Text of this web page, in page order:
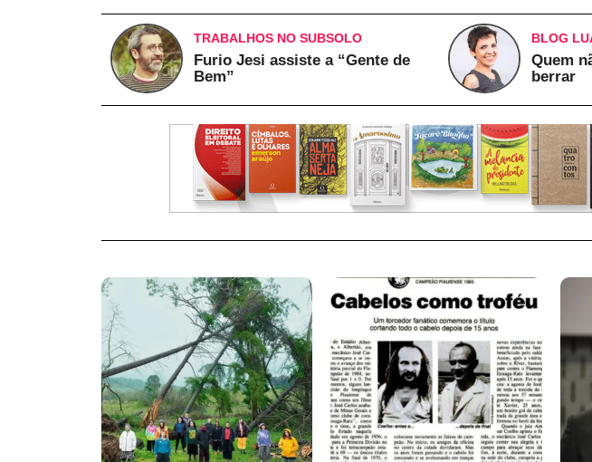
TRABALHOS NO SUBSOLO
Furio Jesi assiste a “Gente de
Bem”
BLOG
Quem
berrar